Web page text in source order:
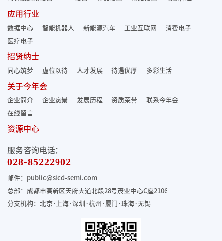
应用行业
数据中心 智能机器人 新能源汽车 工业互联网
消费电子
医疗电子
招贤纳士
同心筑梦 虚位以待 人才发展 待遇优厚 多彩生活
关于今年会
企业简介 企业愿景 发展历程 资质荣誉
联系今年会
在线留言
资源中心
服务咨询电话：
028-85222902
邮件：public@sicd-semi.com
总部：成都市高新区天府大道北段28号茂业中心C座2106
分支机构：北京·上海·深圳·杭州·厦门·珠海·无锡